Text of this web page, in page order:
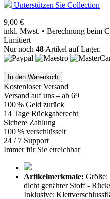
Unterstützen Sie Collection
9,00 €
inkl. Mwst. • Berechnung beim
Limitiert
Nur noch 48 Artikel auf Lager.
+
SAINT
Aufnäher
menge
In den Warenkorb
Kostenloser Versand
Versand auf uns – ab 69
100 % Geld zurück
14 Tage Rückgaberecht
Sichere Zahlung
100 % verschlüsselt
24 / 7 Support
Immer für Sie erreichbar
Artikelmerkmale: Größe:
dicht genähter Stoff -
Inklusive: